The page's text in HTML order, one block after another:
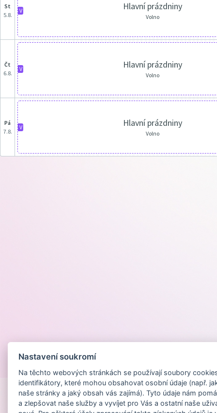
st
5.8.
V Hlavní prázdniny
Volno
čt
6.8.
V Hlavní prázdniny
Volno
pá
7.8.
V Hlavní prázdniny
Volno
Nastavení soukromí
Na těchto webových stránkách se používají soubory
identifikátory, které mohou obsahovat osobní údaje (např.
naše stránky a jaký obsah vás zajímá). Tyto údaje nám
a zlepšovat naše služby a vyvíjet pro Vás a ostatní naše